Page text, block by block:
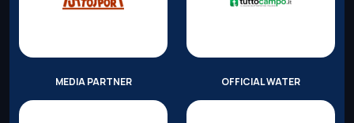
MEDIA PARTNER OFFICIAL WATER